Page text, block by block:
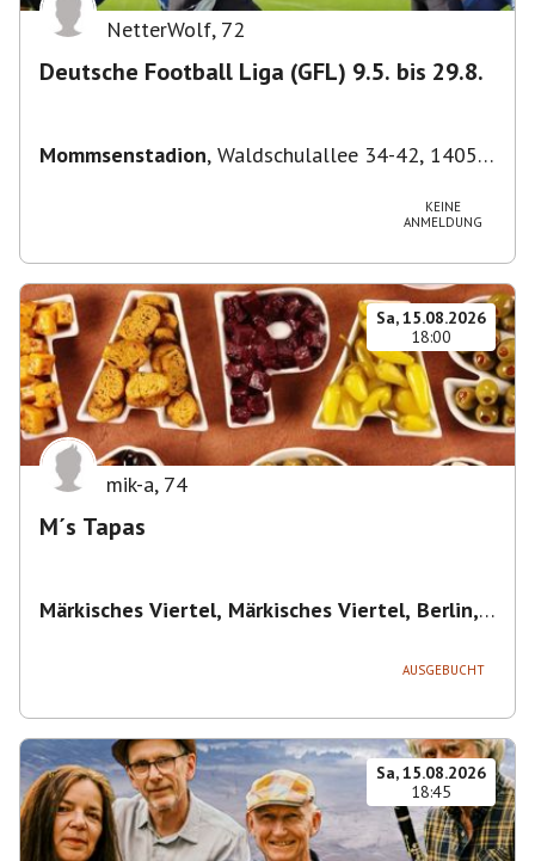
NetterWolf, 72
Deutsche Football Liga (GFL) 9.5. bis 29.8.
Mommsenstadion, Waldschulallee 34-42, 14055
KEINE
ANMELDUNG
Sa, 15.08.2026
18:00
mik-a, 74
M´s Tapas
Märkisches Viertel, Märkisches Viertel, Berlin,
AUSGEBUCHT
Sa, 15.08.2026
18:45